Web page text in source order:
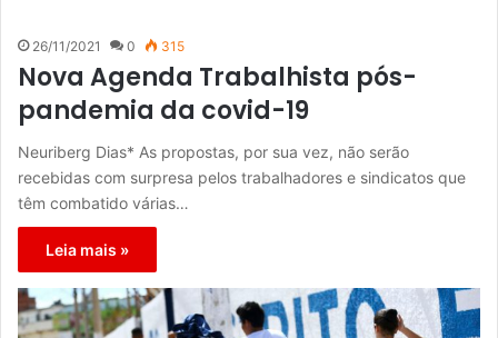
26/11/2021 0 315
Nova Agenda Trabalhista pós-
pandemia da covid-19
Neuriberg Dias* As propostas, por sua vez, não serão
recebidas com surpresa pelos trabalhadores e sindicatos que
têm combatido várias…
Leia mais »